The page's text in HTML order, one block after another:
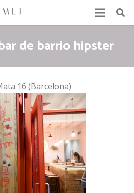
de barrio hipster
16 (Barcelona)